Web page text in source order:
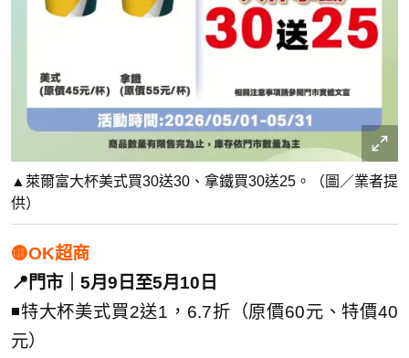
▲萊爾富大杯美式買30送30、拿鐵買30送25。（圖／業者提
供）
🟡OK超商
📍門市｜5月9日至5月10日
◾特大杯美式買2送1，6.7折（原價60元、特價40
元）